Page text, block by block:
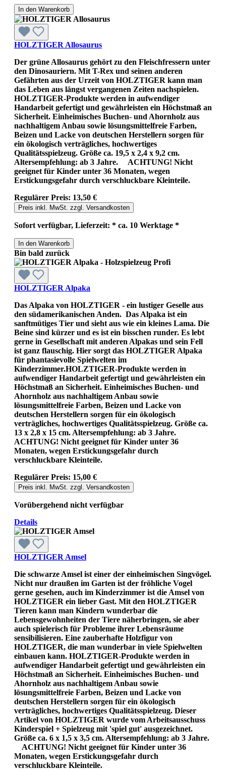
In den Warenkorb
HOLZTIGER Allosaurus
Der grüne Allosaurus gehört zu den Fleischfressern unter
den Dinosauriern. Mit T-Rex und seinen anderen
Gefährten aus der Urzeit von HOLZTIGER kann man
das Leben aus längst vergangenen Zeiten nachspielen.
HOLZTIGER-Produkte werden in aufwendiger
Handarbeit gefertigt und gewährleisten ein Höchstmaß an
Sicherheit. Einheimisches Buchen- und Ahornholz aus
nachhaltigem Anbau sowie lösungsmittelfreie Farben,
Beizen und Lacke von deutschen Herstellern sorgen für
ein ökologisch verträgliches, hochwertiges
Qualitätsspielzeug. Größe ca. 19,5 x 2,4 x 9,2 cm.
Altersempfehlung: ab 3 Jahre. ACHTUNG! Nicht
geeignet für Kinder unter 36 Monaten, wegen
Erstickungsgefahr durch verschluckbare Kleinteile.
Regulärer Preis: 13,50 €
Preis inkl. MwSt. zzgl. Versandkosten
Sofort verfügbar, Lieferzeit: * ca. 10 Werktage *
In den Warenkorb
Bin bald zurück
HOLZTIGER Alpaka
Das Alpaka von HOLZTIGER - ein lustiger Geselle aus
den südamerikanischen Anden. Das Alpaka ist ein
sanftmütiges Tier und sieht aus wie ein kleines Lama. Die
Beine sind kürzer und es ist ein bisschen runder. Es lebt
gerne in Gesellschaft mit anderen Alpakas und sein Fell
ist ganz flauschig. Hier sorgt das HOLZTIGER Alpaka
für phantasievolle Spielwelten im
Kinderzimmer.HOLZTIGER-Produkte werden in
aufwendiger Handarbeit gefertigt und gewährleisten ein
Höchstmaß an Sicherheit. Einheimisches Buchen- und
Ahornholz aus nachhaltigem Anbau sowie
lösungsmittelfreie Farben, Beizen und Lacke von
deutschen Herstellern sorgen für ein ökologisch
verträgliches, hochwertiges Qualitätsspielzeug. Größe ca.
13 x 2,8 x 15 cm. Altersempfehlung: ab 3 Jahre.
ACHTUNG! Nicht geeignet für Kinder unter 36
Monaten, wegen Erstickungsgefahr durch
verschluckbare Kleinteile.
Regulärer Preis: 15,00 €
Preis inkl. MwSt. zzgl. Versandkosten
Vorübergehend nicht verfügbar
Details
HOLZTIGER Amsel
Die schwarze Amsel ist einer der einheimischen Singvögel.
Nicht nur draußen im Garten ist der fröhliche Vogel
gerne gesehen, auch im Kinderzimmer ist die Amsel von
HOLZTIGER ein lieber Gast. Mit den HOLZTIGER
Tieren kann man Kindern wunderbar die
Lebensgewohnheiten der Tiere näherbringen, sie aber
auch spielerisch für Probleme ihrer Lebensräume
sensibilisieren. Eine zauberhafte Holzfigur von
HOLZTIGER, die man wunderbar in viele Spielwelten
einbauen kann. HOLZTIGER-Produkte werden in
aufwendiger Handarbeit gefertigt und gewährleisten ein
Höchstmaß an Sicherheit. Einheimisches Buchen- und
Ahornholz aus nachhaltigem Anbau sowie
lösungsmittelfreie Farben, Beizen und Lacke von
deutschen Herstellern sorgen für ein ökologisch
verträgliches, hochwertiges Qualitätsspielzeug. Dieser
Artikel von HOLZTIGER wurde vom Arbeitsausschuss
Kinderspiel + Spielzeug mit 'spiel gut' ausgezeichnet.
Größe ca. 6 x 1,5 x 3,5 cm. Altersempfehlung: ab 3 Jahre.
ACHTUNG! Nicht geeignet für Kinder unter 36
Monaten, wegen Erstickungsgefahr durch
verschluckbare Kleinteile.